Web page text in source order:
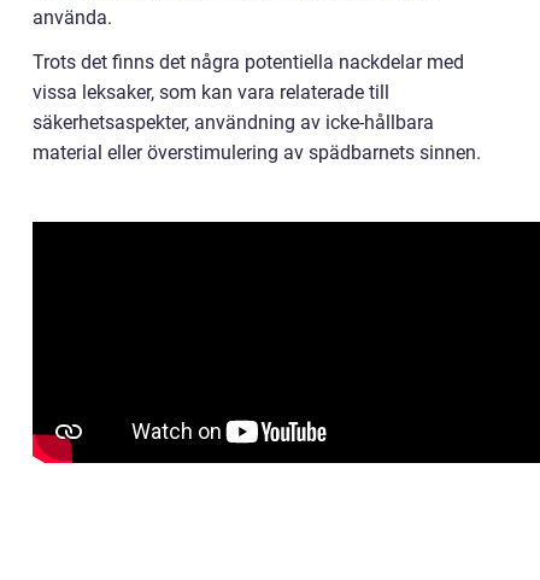
använda.
Trots det finns det några potentiella nackdelar med
vissa leksaker, som kan vara relaterade till
säkerhetsaspekter, användning av icke-hållbara
material eller överstimulering av spädbarnets sinnen.